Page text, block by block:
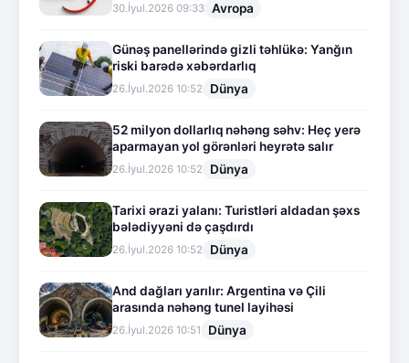
30.İyul.2026 09:33 Avropa
Günəş panellərində gizli təhlükə: Yanğın
riski barədə xəbərdarlıq
26.İyul.2026 10:52 Dünya
52 milyon dollarlıq nəhəng səhv: Heç yerə
aparmayan yol görənləri heyrətə salır
26.İyul.2026 10:52 Dünya
Tarixi ərazi yalanı: Turistləri aldadan şəxs
bələdiyyəni də çaşdırdı
26.İyul.2026 10:52 Dünya
And dağları yarılır: Argentina və Çili
arasında nəhəng tunel layihəsi
26.İyul.2026 10:51 Dünya